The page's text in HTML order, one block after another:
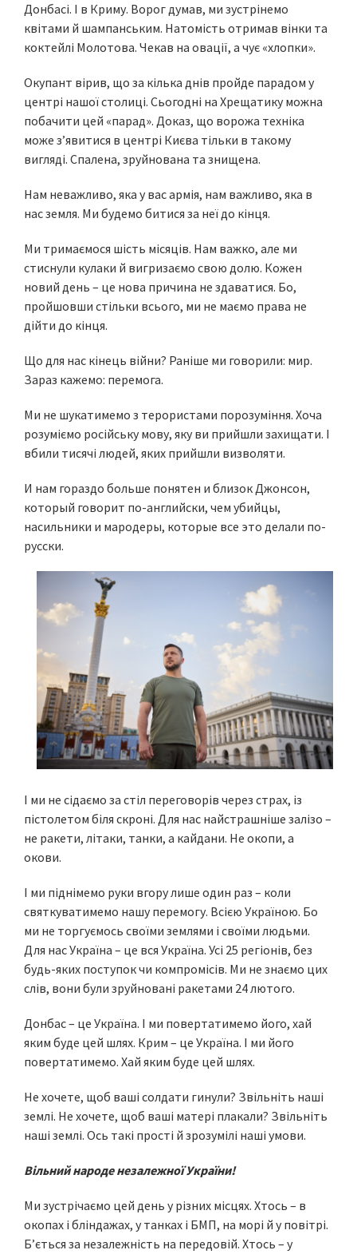
Донбасі. І в Криму. Ворог думав, ми зустрінемо
квітами й шампанським. Натомість отримав вінки та
коктейлі Молотова. Чекав на овації, а чує «хлопки».
Окупант вірив, що за кілька днів пройде парадом у
центрі нашої столиці. Сьогодні на Хрещатику можна
побачити цей «парад». Доказ, що ворожа техніка
може з’явитися в центрі Києва тільки в такому
вигляді. Спалена, зруйнована та знищена.
Нам неважливо, яка у вас армія, нам важливо, яка в
нас земля. Ми будемо битися за неї до кінця.
Ми тримаємося шість місяців. Нам важко, але ми
стиснули кулаки й вигризаємо свою долю. Кожен
новий день – це нова причина не здаватися. Бо,
пройшовши стільки всього, ми не маємо права не
дійти до кінця.
Що для нас кінець війни? Раніше ми говорили: мир.
Зараз кажемо: перемога.
Ми не шукатимемо з терористами порозуміння. Хоча
розуміємо російську мову, яку ви прийшли захищати. І
вбили тисячі людей, яких прийшли визволяти.
И нам гораздо больше понятен и близок Джонсон,
который говорит по-английски, чем убийцы,
насильники и мародеры, которые все это делали по-
русски.
І ми не сідаємо за стіл переговорів через страх, із
пістолетом біля скроні. Для нас найстрашніше залізо –
не ракети, літаки, танки, а кайдани. Не окопи, а
окови.
І ми піднімемо руки вгору лише один раз – коли
святкуватимемо нашу перемогу. Всією Україною. Бо
ми не торгуємось своїми землями і своїми людьми.
Для нас Україна – це вся Україна. Усі 25 регіонів, без
будь-яких поступок чи компромісів. Ми не знаємо цих
слів, вони були зруйновані ракетами 24 лютого.
Донбас – це Україна. І ми повертатимемо його, хай
яким буде цей шлях. Крим – це Україна. І ми його
повертатимемо. Хай яким буде цей шлях.
Не хочете, щоб ваші солдати гинули? Звільніть наші
землі. Не хочете, щоб ваші матері плакали? Звільніть
наші землі. Ось такі прості й зрозумілі наші умови.
Вільний народе незалежної України!
Ми зустрічаємо цей день у різних місцях. Хтось – в
окопах і бліндажах, у танках і БМП, на морі й у повітрі.
Б’ється за незалежність на передовій. Хтось – у